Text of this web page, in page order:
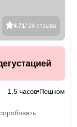
4.71/ 24 отзыва
1.5 часов Пешком